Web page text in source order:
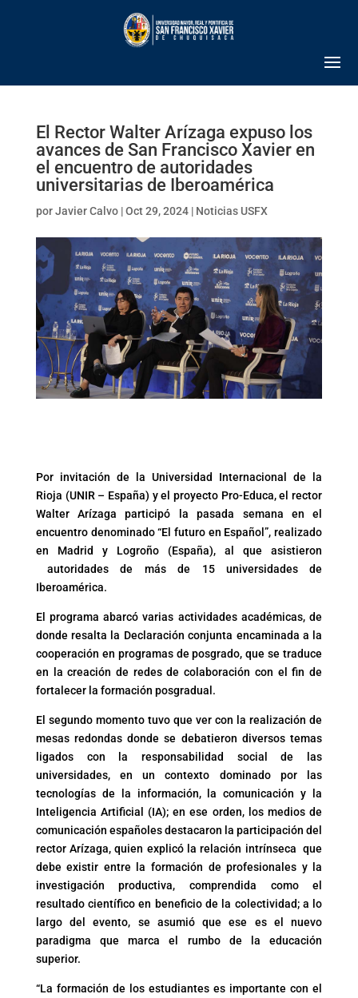
El Rector Walter Arízaga expuso los
avances de San Francisco Xavier en
el encuentro de autoridades
universitarias de Iberoamérica
porJavier Calvo|Oct 29, 2024| Noticias USFX
Por invitación de la Universidad Internacional de la
Rioja (UNIR – España) y el proyecto Pro-Educa, el rector
Walter Arízaga participó la pasada semana en el
encuentro denominado “El futuro en Español”, realizado
en Madrid y Logroño (España), al que asistieron
autoridades de más de 15 universidades de
Iberoamérica.
El programa abarcó varias actividades académicas, de
donde resalta la Declaración conjunta encaminada a la
cooperación en programas de posgrado, que se traduce
en la creación de redes de colaboración con el fin de
fortalecer la formación posgradual.
El segundo momento tuvo que ver con la realización de
mesas redondas donde se debatieron diversos temas
ligados con la responsabilidad social de las
universidades, en un contexto dominado por las
tecnologías de la información, la comunicación y la
Inteligencia Artificial (IA); en ese orden, los medios de
comunicación españoles destacaron la participación del
rector Arízaga, quien explicó la relación intrínseca que
debe existir entre la formación de profesionales y la
investigación productiva, comprendida como el
resultado científico en beneficio de la colectividad; a lo
largo del evento, se asumió que ese es el nuevo
paradigma que marca el rumbo de la educación
superior.
“La formación de los estudiantes es importante con el